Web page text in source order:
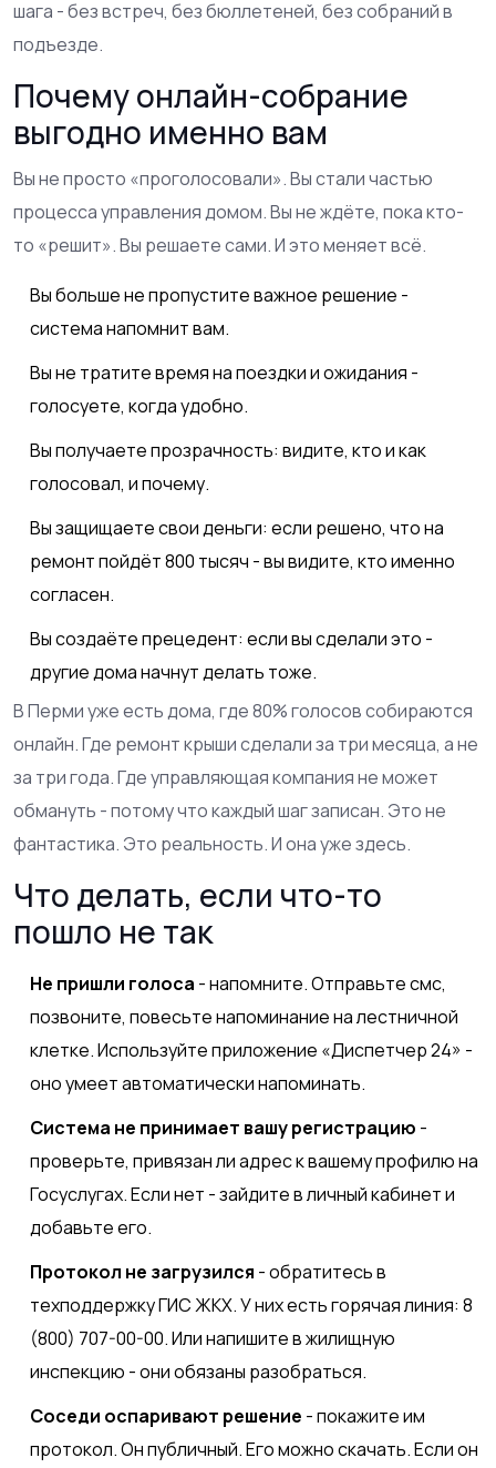
шага - без встреч, без бюллетеней, без собраний в
подъезде.
Почему онлайн-собрание
выгодно именно вам
Вы не просто «проголосовали». Вы стали частью
процесса управления домом. Вы не ждёте, пока кто-
то «решит». Вы решаете сами. И это меняет всё.
Вы больше не пропустите важное решение -
система напомнит вам.
Вы не тратите время на поездки и ожидания -
голосуете, когда удобно.
Вы получаете прозрачность: видите, кто и как
голосовал, и почему.
Вы защищаете свои деньги: если решено, что на
ремонт пойдёт 800 тысяч - вы видите, кто именно
согласен.
Вы создаёте прецедент: если вы сделали это -
другие дома начнут делать тоже.
В Перми уже есть дома, где 80% голосов собираются
онлайн. Где ремонт крыши сделали за три месяца, а не
за три года. Где управляющая компания не может
обмануть - потому что каждый шаг записан. Это не
фантастика. Это реальность. И она уже здесь.
Что делать, если что-то
пошло не так
Не пришли голоса - напомните. Отправьте смс,
позвоните, повесьте напоминание на лестничной
клетке. Используйте приложение «Диспетчер 24» -
оно умеет автоматически напоминать.
Система не принимает вашу регистрацию -
проверьте, привязан ли адрес к вашему профилю на
Госуслугах. Если нет - зайдите в личный кабинет и
добавьте его.
Протокол не загрузился - обратитесь в
техподдержку ГИС ЖКХ. У них есть горячая линия: 8
(800) 707-00-00. Или напишите в жилищную
инспекцию - они обязаны разобраться.
Соседи оспаривают решение - покажите им
протокол. Он публичный. Его можно скачать. Если он